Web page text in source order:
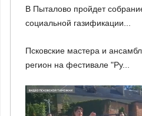
В Пыталово пройдет
социальной газификации...
Псковские мастера и
регион на фестивале "Ру...